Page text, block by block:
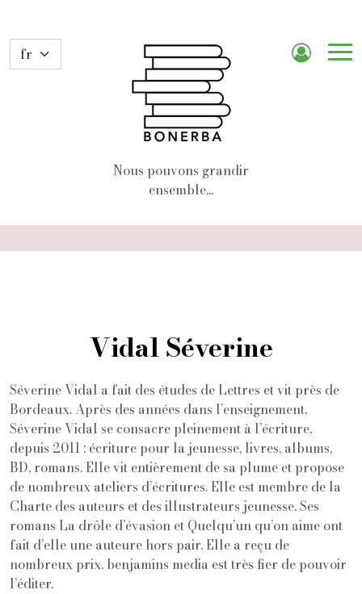
Nous pouvons grandir
ensemble...
Vidal Séverine
Séverine Vidal a fait des études de Lettres et vit près de
Bordeaux. Après des années dans l’enseignement,
Séverine Vidal se consacre pleinement à l’écriture,
depuis 2011 : écriture pour la jeunesse, livres, albums,
BD, romans. Elle vit entièrement de sa plume et propose
de nombreux ateliers d’écritures. Elle est membre de la
Charte des auteurs et des illustrateurs jeunesse. Ses
romans La drôle d’évasion et Quelqu’un qu’on aime ont
fait d’elle une auteure hors pair. Elle a reçu de
nombreux prix. benjamins media est très fier de pouvoir
l’éditer.